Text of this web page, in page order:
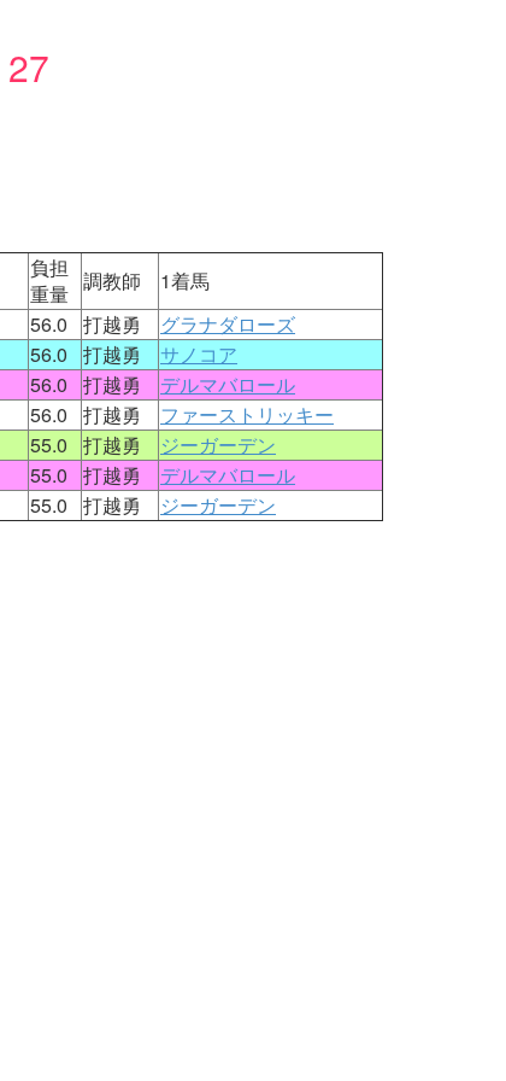
27
負担
重量 調教師
1着馬
56.0 打越勇
グラナダローズ
56.0 打越勇
サノコア
56.0 打越勇
デルマバロール
56.0 打越勇
ファーストリッキー
55.0 打越勇
ジーガーデン
55.0 打越勇
デルマバロール
55.0 打越勇
ジーガーデン